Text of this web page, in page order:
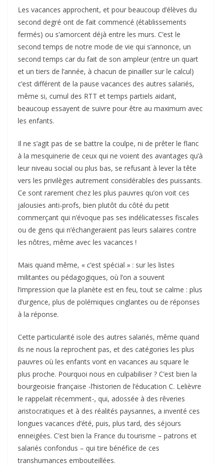
Les vacances approchent, et pour beaucoup d’élèves du
second degré ont de fait commencé (établissements
fermés) ou s’amorcent déjà entre les murs. C’est le
second temps de notre mode de vie qui s’annonce, un
second temps car du fait de son ampleur (entre un quart
et un tiers de l’année, à chacun de pinailler sur le calcul)
c’est différent de la pause vacances des autres salariés,
même si, cumul des RTT et temps partiels aidant,
beaucoup essayent de suivre pour être au maximum avec
les enfants.
Il ne s’agit pas de se battre la coulpe, ni de prêter le flanc
à la mesquinerie de ceux qui ne voient des avantages qu’à
leur niveau social ou plus bas, se refusant à lever la tête
vers les privilèges autrement considérables des puissants.
Ce sont rarement chez les plus pauvres qu’on voit ces
jalousies anti-profs, bien plutôt du côté du petit
commerçant qui n’évoque pas ses indélicatesses fiscales
ou de gens qui n’échangeraient pas leurs salaires contre
les nôtres, même avec les vacances !
Mais quand même, « c’est spécial » : sur les listes
militantes ou pédagogiques, où l’on a souvent
l’impression que la planète est en feu, tout se calme : plus
d’urgence, plus de polémiques cinglantes ou de réponses
à la réponse.
Cette particularité isole des autres salariés, même quand
ils ne nous la reprochent pas, et des catégories les plus
pauvres où les enfants vont en vacances au square le
plus proche. Pourquoi nous en culpabiliser ? C’est bien la
bourgeoisie française -l’historien de l’éducation C. Lelièvre
le rappelait récemment-, qui, adossée à des rêveries
aristocratiques et à des réalités paysannes, a inventé ces
longues vacances d’été, puis, plus tard, des séjours
enneigées. C’est bien la France du tourisme – patrons et
salariés confondus – qui tire bénéfice de ces
transhumances embouteillées.